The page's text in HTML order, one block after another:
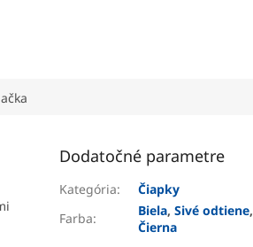
Dodatočné parametre
Kategória:
Čiapky
Farba: Biela,Sivé odtiene,
Čierna